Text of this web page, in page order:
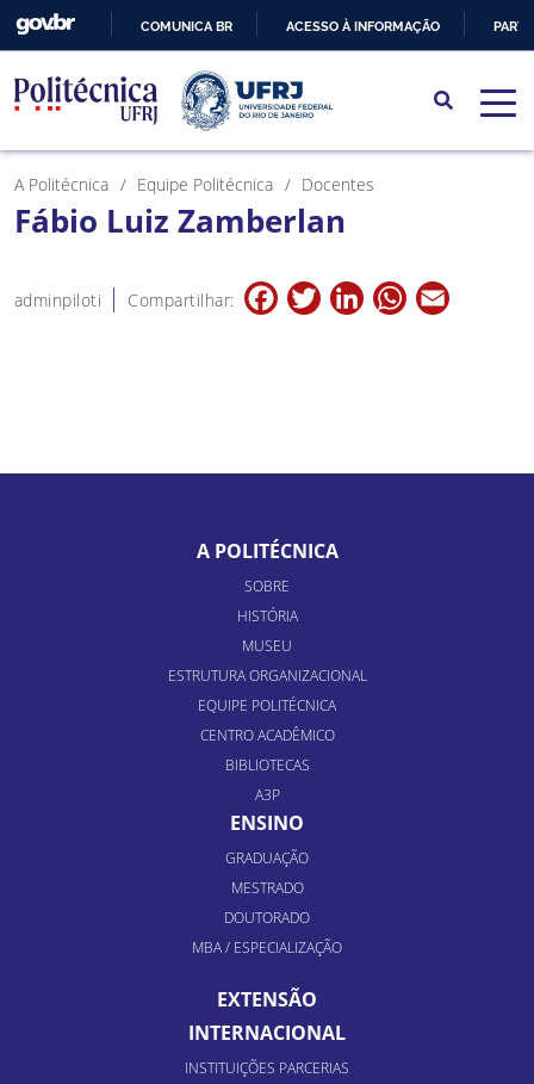
PARA
O
CONTEÚDO
COMUNICA BR ACESSO À INFORMAÇÃO
A Politécnica Equipe Politécnica Docentes
Fábio Luiz Zamberlan
adminpiloti Compartilhar: Facebook
TwitterLinkedInWhatsApp
Email
A POLITÉCNICA
SOBRE
HISTÓRIA
MUSEU
ESTRUTURA ORGANIZACIONAL
EQUIPE POLITÉCNICA
CENTRO ACADÊMICO
BIBLIOTECAS
A3P
ENSINO
GRADUAÇÃO
MESTRADO
DOUTORADO
MBA / ESPECIALIZAÇÃO
EXTENSÃO
INTERNACIONAL
INSTITUIÇÕES PARCERIAS